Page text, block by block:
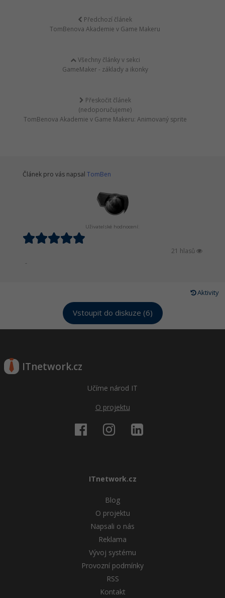
Předchozí článek
TomBenova Akademie v Game Makeru
Všechny články v sekci
GameMaker - základy a ikonky
Přeskočit článek
(nedoporučujeme)
TomBenova Akademie v Game Makeru: Animovaný sprite
Článek pro vás napsal TomBen
Uživatelské hodnocení:
21 hlasů
-
Aktivity
Vstoupit do diskuze (6)
ITnetwork.cz
Učíme národ IT
O projektu
ITnetwork.cz
Blog
O projektu
Napsali o nás
Reklama
Vývoj systému
Provozní podmínky
RSS
Kontakt